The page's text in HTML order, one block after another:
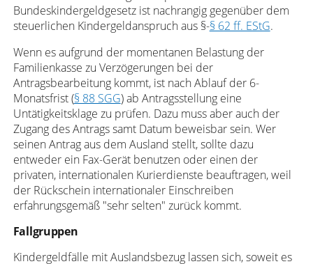
Bundeskindergeldgesetz ist nachrangig gegenüber dem
steuerlichen Kindergeldanspruch aus §-§ 62 ff. EStG.
Wenn es aufgrund der momentanen Belastung der
Familienkasse zu Verzögerungen bei der
Antragsbearbeitung kommt, ist nach Ablauf der 6-
Monatsfrist (§ 88 SGG) ab Antragsstellung eine
Untätigkeitsklage zu prüfen. Dazu muss aber auch der
Zugang des Antrags samt Datum beweisbar sein. Wer
seinen Antrag aus dem Ausland stellt, sollte dazu
entweder ein Fax-Gerät benutzen oder einen der
privaten, internationalen Kurierdienste beauftragen, weil
der Rückschein internationaler Einschreiben
erfahrungsgemäß "sehr selten" zurück kommt.
Fallgruppen
Kindergeldfälle mit Auslandsbezug lassen sich, soweit es